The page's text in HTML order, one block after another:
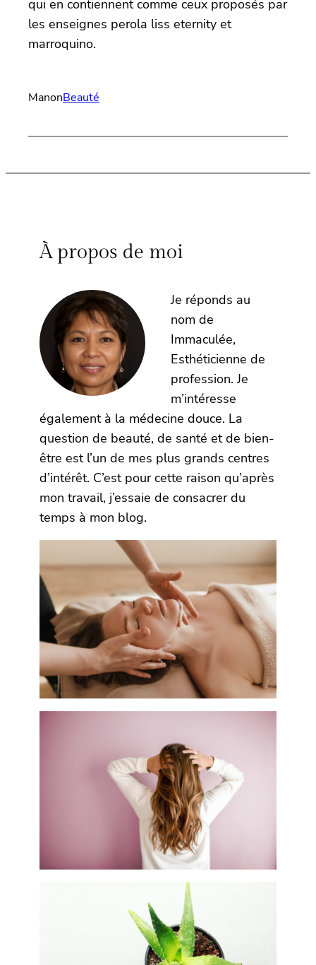
qui en contiennent comme ceux proposés par
les enseignes perola liss eternity et
marroquino.
ManonBeauté
À propos de moi
Je réponds au
nom de
Immaculée,
Esthéticienne de
profession. Je
m’intéresse
également à la médecine douce. La
question de beauté, de santé et de bien-
être est l’un de mes plus grands centres
d’intérêt. C’est pour cette raison qu’après
mon travail, j’essaie de consacrer du
temps à mon blog.